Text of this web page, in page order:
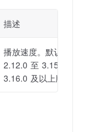
描述
播放速度。默认为
2.12.0 至 3.15.1 版
3.16.0 及以上版本